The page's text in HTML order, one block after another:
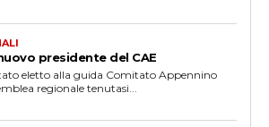
presidente del CAE
eletto alla guida Comitato Appennino
regionale tenutasi...